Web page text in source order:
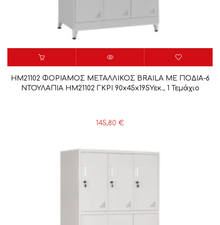
HM21102 ΦΟΡΙΑΜΟΣ ΜΕΤΑΛΛΙΚΟΣ BRAILA ΜΕ ΠΟΔΙΑ-6
ΝΤΟΥΛΑΠΙΑ HM21102 ΓΚΡΙ 90x45x195Υεκ., 1 Τεμάχιο
145,80 €